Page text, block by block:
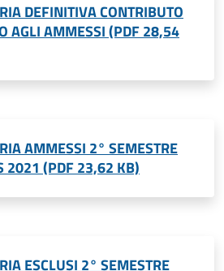
DEFINITIVA CONTRIBUTO
AGLI AMMESSI (PDF 28,54
AMMESSI 2° SEMESTRE
2021 (PDF 23,62 KB)
ESCLUSI 2° SEMESTRE